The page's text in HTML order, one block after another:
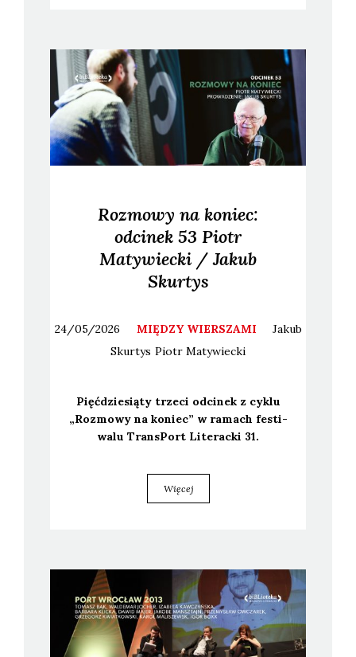
Rozmowy na koniec:
odcinek 53 Piotr
Matywiecki / Jakub
Skurtys
24/05/2026 MIĘDZY WIERSZAMI
Jakub
Skurtys Piotr Matywiecki
Pięć­dzie­sią­ty trze­ci odci­nek z cyklu
„Roz­mo­wy na koniec” w ramach festi­
wa­lu Trans­Port Lite­rac­ki 31.
Więcej